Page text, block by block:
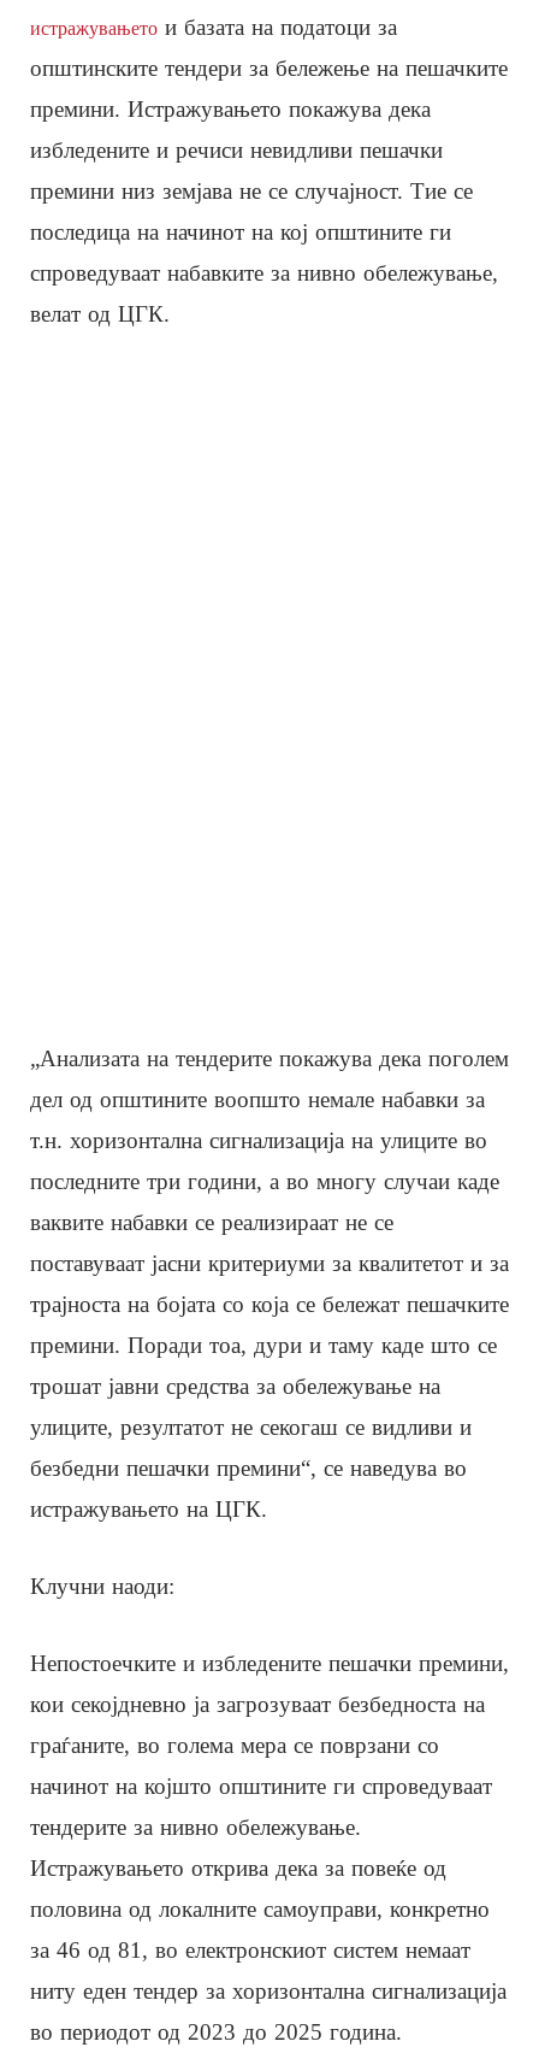
истражувањето и базата на податоци за
општинските тендери за бележење на пешачките
премини. Истражувањето покажува дека
избледените и речиси невидливи пешачки
премини низ земјава не се случајност. Тие се
последица на начинот на кој општините ги
спроведуваат набавките за нивно обележување,
велат од ЦГК.
„Анализата на тендерите покажува дека поголем
дел од општините воопшто немале набавки за
т.н. хоризонтална сигнализација на улиците во
последните три години, а во многу случаи каде
ваквите набавки се реализираат не се
поставуваат јасни критериуми за квалитетот и за
трајноста на бојата со која се бележат пешачките
премини. Поради тоа, дури и таму каде што се
трошат јавни средства за обележување на
улиците, резултатот не секогаш се видливи и
безбедни пешачки премини“, се наведува во
истражувањето на ЦГК.
Клучни наоди:
Непостоечките и избледените пешачки премини,
кои секојдневно ја загрозуваат безбедноста на
граѓаните, во голема мера се поврзани со
начинот на којшто општините ги спроведуваат
тендерите за нивно обележување.
Истражувањето открива дека за повеќе од
половина од локалните самоуправи, конкретно
за 46 од 81, во електронскиот систем немаат
ниту еден тендер за хоризонтална сигнализација
во периодот од 2023 до 2025 година.